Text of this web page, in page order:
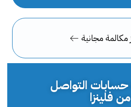
مجانية
حسابات التواصل
فلينزا